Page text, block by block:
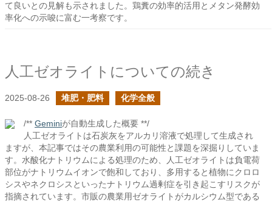
て良いとの見解も示されました。鶏糞の効率的活用とメタン発酵効
率化への示唆に富む一考察です。
人工ゼオライトについての続き
2025-08-26 堆肥・肥料 化学全般
/** Geminiが自動生成した概要 **/
人工ゼオライトは石炭灰をアルカリ溶液で処理して生成され
ますが、本記事ではその農業利用の可能性と課題を深掘りしていま
す。水酸化ナトリウムによる処理のため、人工ゼオライトは負電荷
部位がナトリウムイオンで飽和しており、多用すると植物にクロロ
シスやネクロシスといったナトリウム過剰症を引き起こすリスクが
指摘されています。市販の農業用ゼオライトがカルシウム型である